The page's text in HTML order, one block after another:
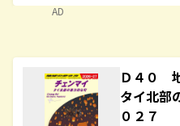
AD
Ｄ４０
タイ北部
０２７